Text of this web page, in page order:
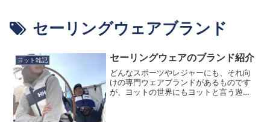
セーリングウェアブランド
ヨット雑記 セーリングウェアのブランド紹介
どんなスポーツやレジャーにも、それ向
けの専門ウェアブランドがあるものです
が、ヨットの世界にもヨットと言う遊び